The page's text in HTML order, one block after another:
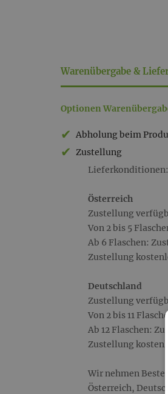
Warenübergabe &
&
Optionen
Abholung beim
Zustellung
Lieferkonditionen:
Österreich
Zustellung
Von 2 bis 5
Ab 6 Flaschen:
Zustellung
Deutschland
Zustellung
Von 2 bis 11
Ab 12 Flaschen:
Zustellung
Wir nehmen
Österreich,